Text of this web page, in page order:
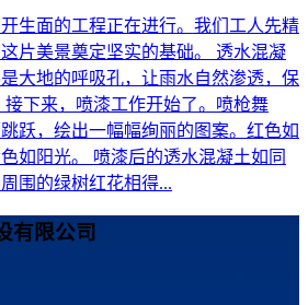
生面的工程正在进行。我们工人先精
片美景奠定坚实的基础。 透水混凝
大地的呼吸孔，让雨水自然渗透，保
下来，喷漆工作开始了。喷枪舞
跃，绘出一幅幅绚丽的图案。红色如
如阳光。 喷漆后的透水混凝土如同
围的绿树红花相得...
有限公司